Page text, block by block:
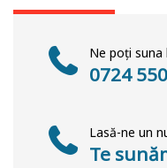
Ne poți suna
0724
Lasă-ne un
Te